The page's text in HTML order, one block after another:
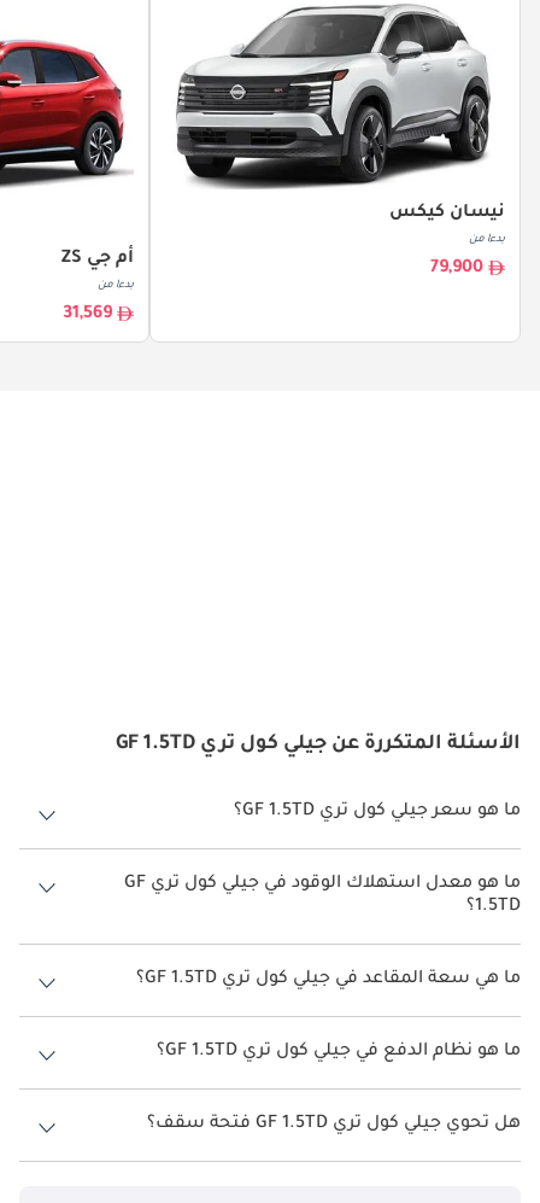
نيسان كيكس
بدءا من
79,900 أم جي ZS
بدءا من
31,569
الأسئلة المتكررة عن جيلي كول تري GF 1.5TD
ما هو سعر جيلي كول تري GF 1.5TD؟
سعر جيلي كول تري GF 1.5TD هو درهم 87,900.
ما هو معدل استهلاك الوقود في جيلي كول تري GF
1.5TD؟
يبلغ معدل استهلاك الوقود المقترح من الشركة المصنعة لسيارة جيلي كول
تري 2026 من 13 كم/ليتر - 14 كم/ليتر.
ما هي سعة المقاعد في جيلي كول تري GF 1.5TD؟
تتسع جيلي كول تري GF 1.5TD لأ 5 أشخاص.
ما هو نظام الدفع في جيلي كول تري GF 1.5TD؟
نظام الدفع في جيلي كول تري Front Wheel Drive GF 1.5TD.
هل تحوي جيلي كول تري GF 1.5TD فتحة سقف؟
نعم توفر جيلي كول تري GF 1.5TD فتحة السقف كخيار.